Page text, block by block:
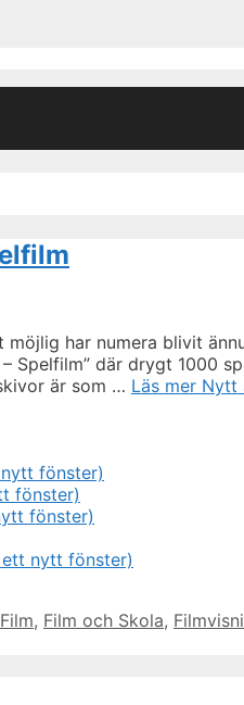
har numera blivit
Spelfilm” där drygt 1000
är som … Läs mer Nytt
fönster)
fönster)
fönster)
nytt fönster)
Film, Film och Skola,